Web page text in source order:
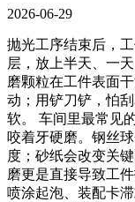
2026-06-29
抛光工序结束后，
层，放上半天、一
磨颗粒在工件表面
动；用铲刀铲，怕
软。 车间里最常见
咬着牙硬磨。钢丝
度；砂纸会改变关
磨更是直接导致工
喷涂起泡、装配卡